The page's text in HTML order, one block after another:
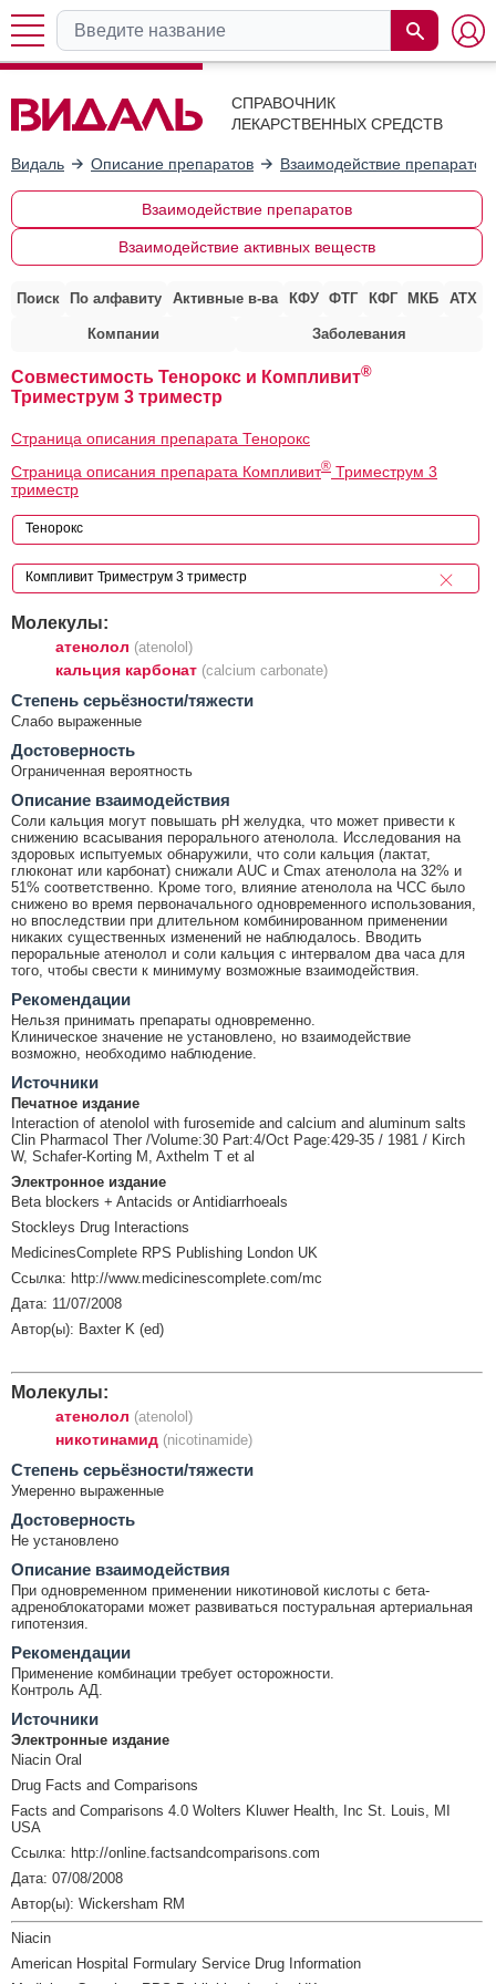
СПРАВОЧНИК
ЛЕКАРСТВЕННЫХ СРЕДСТВ
Видаль Описание препаратов Взаимодействие препаратов
Взаимодействие препаратов
Взаимодействие активных веществ
Поиск По алфавиту Активные в-ва КФУ ФТГ КФГ МКБ АТХ
Компании Заболевания
Совместимость Тенорокс и Компливит®
Триместрум 3 триместр
Страница описания препарата Тенорокс
Страница описания препарата Компливит® Триместрум 3
триместр
Молекулы:
атенолол (atenolol)
кальция карбонат (calcium carbonate)
Cтепень серьёзности/тяжести
Слабо выраженные
Достоверность
Ограниченная вероятность
Описание взаимодействия
Соли кальция могут повышать рН желудка, что может привести к
снижению всасывания перорального атенолола. Исследования на
здоровых испытуемых обнаружили, что соли кальция (лактат,
глюконат или карбонат) снижали AUC и Cmax атенолола на 32% и
51% соответственно. Кроме того, влияние атенолола на ЧСС было
снижено во время первоначального одновременного использования,
но впоследствии при длительном комбинированном применении
никаких существенных изменений не наблюдалось. Вводить
пероральные атенолол и соли кальция с интервалом два часа для
того, чтобы свести к минимуму возможные взаимодействия.
Рекомендации
Нельзя принимать препараты одновременно.
Клиническое значение не установлено, но взаимодействие
возможно, необходимо наблюдение.
Источники
Печатное издание
Interaction of atenolol with furosemide and calcium and aluminum salts
Clin Pharmacol Ther /Volume:30 Part:4/Oct Page:429-35 / 1981 / Kirch
W, Schafer-Korting M, Axthelm T et al
Электронное издание
Beta blockers + Antacids or Antidiarrhoeals
Stockleys Drug Interactions
MedicinesComplete RPS Publishing London UK
Ссылка: http://www.medicinescomplete.com/mc
Дата: 11/07/2008
Автор(ы): Baxter K (ed)
Молекулы:
атенолол (atenolol)
никотинамид (nicotinamide)
Cтепень серьёзности/тяжести
Умеренно выраженные
Достоверность
Не установлено
Описание взаимодействия
При одновременном применении никотиновой кислоты с бета-
адреноблокаторами может развиваться постуральная артериальная
гипотензия.
Рекомендации
Применение комбинации требует осторожности.
Контроль АД.
Источники
Электронные издание
Niacin Oral
Drug Facts and Comparisons
Facts and Comparisons 4.0 Wolters Kluwer Health, Inc St. Louis, MI
USA
Ссылка: http://online.factsandcomparisons.com
Дата: 07/08/2008
Автор(ы): Wickersham RM
Niacin
American Hospital Formulary Service Drug Information